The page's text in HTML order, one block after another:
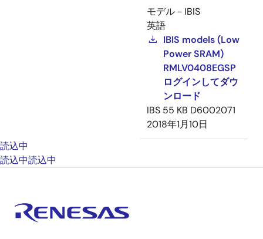
モデル－IBIS
英語
IBIS models (Low
Power SRAM)
RMLV0408EGSP
ログインしてダウ
ンロード
IBS 55 KB D6002071
2018年1月10日
読込中
読込中読込中